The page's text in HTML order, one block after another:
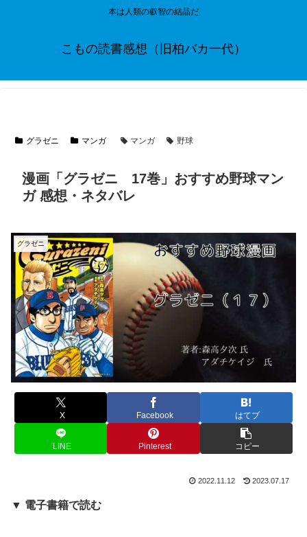
本は人類の叡智の結晶だ
こもの読書感想（旧柏バカ一代）
グラゼニ マンガ マンガ 野球
漫画「グラゼニ 17巻」おすすめ野球マン
ガ 感想・ネタバレ
グラゼニ
X Facebook はてブ
LINE Pinterest コピー
2022.11.12 2023.07.17
▼ 電子書籍で読む